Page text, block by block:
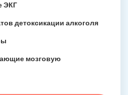
ЭКГ
детоксикации алкоголя
мозговую